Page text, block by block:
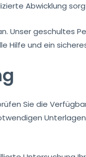
Abwicklung
Unser geschultes
und ein
Sie die